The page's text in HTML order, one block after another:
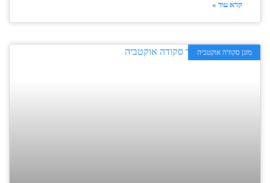
קרא עוד »
מזגן סקודה אוקטביה